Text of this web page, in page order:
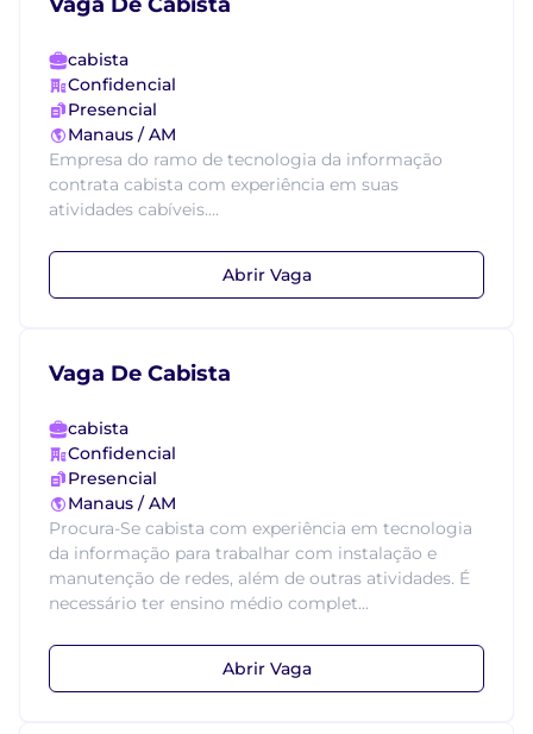
cabista
Confidencial
Presencial
Manaus / AM
Empresa do ramo de tecnologia da informação
contrata cabista com experiência em suas
atividades cabíveis....
Abrir Vaga
Vaga De Cabista
cabista
Confidencial
Presencial
Manaus / AM
Procura-Se cabista com experiência em tecnologia
da informação para trabalhar com instalação e
manutenção de redes, além de outras atividades. É
necessário ter ensino médio complet...
Abrir Vaga